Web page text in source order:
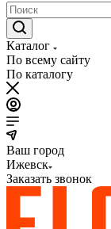
Каталог
По всему сайту
По каталогу
Ваш город
Ижевск
Заказать звонок